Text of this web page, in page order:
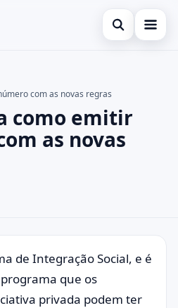
Abrir busca
ou ESC para fechar.
com as novas regras
como emitir
as novas
de Integração Social, e é
que os
privada podem ter